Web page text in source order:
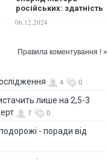
російських: здатність
ЗСУ в артилерії на полі
News
06.12.2024
Правила коментування ! »
4 0
лише на 2,5-3
7 0
- поради від